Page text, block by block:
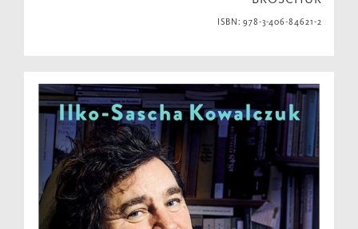
ISBN: 978-3-406-84621-2